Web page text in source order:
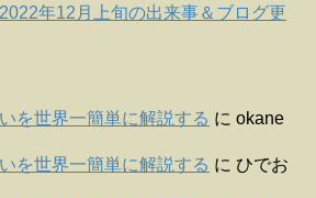
年12月上旬の出来事＆ブログ更
を世界一簡単に解説する に okane
を世界一簡単に解説する に ひでお